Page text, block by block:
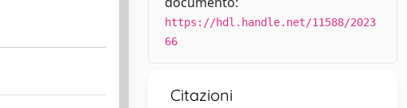
https://hdl.handle.net/11588/2023
66
Citazioni